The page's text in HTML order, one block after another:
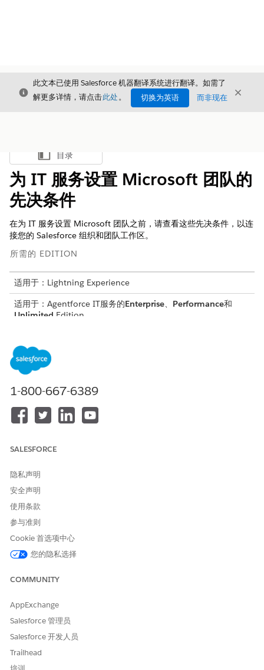
关闭
此文本已使用 Salesforce 机器翻译系统进行翻译。如需了
解更多详情，请点击此处。 切换为英语 而非现在 关闭
显示目录
目录
为 IT 服务设置 Microsoft 团队的
先决条件
在为 IT 服务设置 Microsoft 团队之前，请查看这些先决条件，以连
接您的 Salesforce 组织和团队工作区。
所需的 EDITION
适用于：Lightning Experience
适用于：Agentforce IT服务的Enterprise、 Performance和
Unlimited Edition。
启用 Agentforce。见
查看集成的其他功能。请参阅
创建记录类型，并将页面布局分配到对象的特定记录类型。参见
创建记录类型。例如，创建单独的记录类型，并为事件和个案对
配置统一目录，以允许员工请求服务。请参阅
为特定 IT 用例配置服务目录项目模板。请参阅为 IT 服务
1-800-667-6389
SALESFORCE
隐私声明
安全声明
使用条款
参与准则
Cookie 首选项中心
您的隐私选择
COMMUNITY
AppExchange
Salesforce 管理员
Salesforce 开发人员
Trailhead